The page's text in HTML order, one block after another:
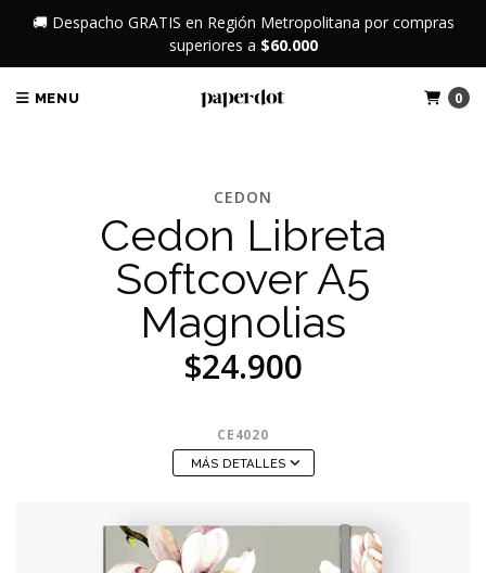
🚚 Despacho GRATIS en Región Metropolitana por compras
superiores a $60.000
MENU 0
CEDON
Cedon Libreta
Softcover A5
Magnolias
$24.900
CE4020
MÁS DETALLES